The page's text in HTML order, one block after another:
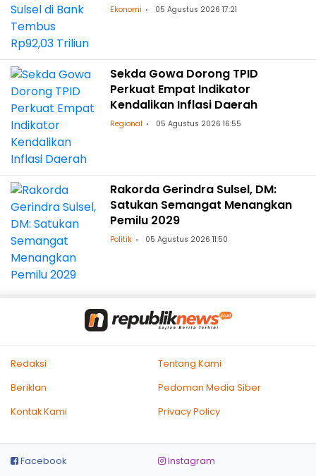
Ekonomi 05 Agustus 2026 17:21
Sekda Gowa Dorong TPID
Perkuat Empat Indikator
Kendalikan Inflasi Daerah
Regional 05 Agustus 2026 16:55
Rakorda Gerindra Sulsel, DM:
Satukan Semangat Menangkan
Pemilu 2029
Politik 05 Agustus 2026 11:50
Redaksi
Tentang Kami
Beriklan
Pedoman Media Siber
Kontak Kami
Privacy Policy
Facebook Instagram